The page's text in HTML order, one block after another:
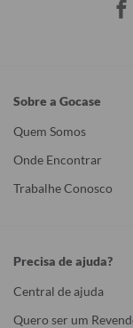
Sobre a Gocase
Quem Somos
Onde Encontrar
Trabalhe Conosco
Precisa de ajuda?
Central de ajuda
Quero ser um